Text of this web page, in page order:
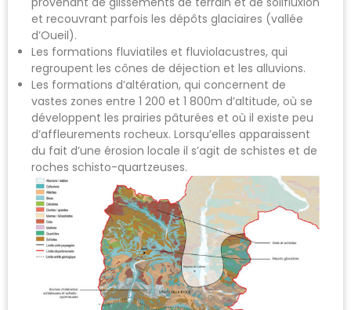
et recouvrant parfois les dépôts glaciaires (vallée
d’Oueil).
Les formations fluviatiles et fluviolacustres, qui
regroupent les cônes de déjection et les alluvions.
Les formations d’altération, qui concernent de
vastes zones entre 1 200 et 1 800m d’altitude, où se
développent les prairies pâturées et où il existe peu
d’affleurements rocheux. Lorsqu’elles apparaissent
du fait d’une érosion locale il s’agit de schistes et de
roches schisto-quartzeuses.